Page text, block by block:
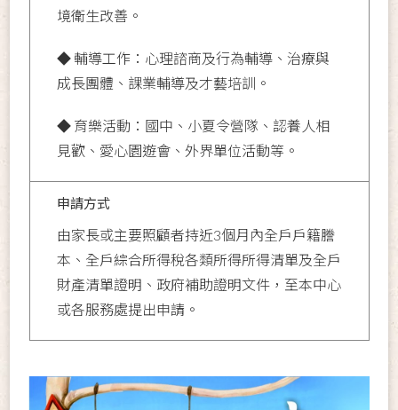
境衛生改善。
◆ 輔導工作：心理諮商及行為輔導、治療與
成長團體、課業輔導及才藝培訓。
◆ 育樂活動：國中、小夏令營隊、認養人相
見歡、愛心園遊會、外界單位活動等。
申請方式
由家長或主要照顧者持近3個月內全戶戶籍謄
本、全戶綜合所得稅各類所得所得清單及全戶
財產清單證明、政府補助證明文件，至本中心
或各服務處提出申請。